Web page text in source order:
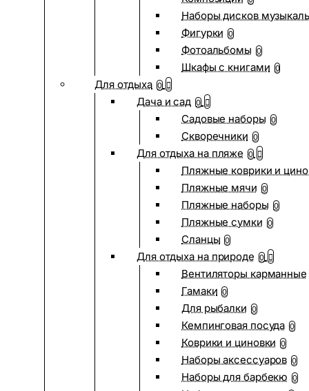
Наборы дисков
Фигурки 0
Фотоальбомы 0
Шкафы с книгами 0
Для отдыха 0
Дача и сад 0
Садовые наборы 0
Скворечники 0
Для отдыха на пляже 0
Пляжные коврики и
Пляжные мячи 0
Пляжные наборы 0
Пляжные сумки 0
Сланцы 0
Для отдыха на природе 0
Вентиляторы карманные
Гамаки 0
Для рыбалки 0
Кемпинговая посуда 0
Коврики и циновки 0
Наборы аксессуаров 0
Наборы для барбекю 0